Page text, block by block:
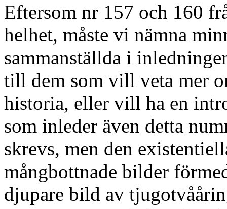
Eftersom nr 157 och 160
helhet, måste vi nämna
sammanställda i
till dem som vill veta mer
historia, eller vill ha en
som inleder även detta
skrevs, men den
mångbottnade bilder
djupare bild av